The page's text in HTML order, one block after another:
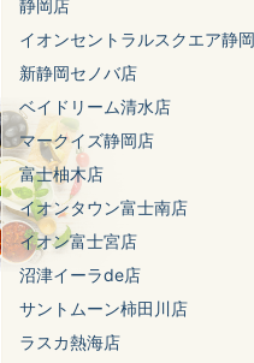
静岡店
イオンセントラルスクエア静
新静岡セノバ店
ベイドリーム清水店
マークイズ静岡店
富士柚木店
イオンタウン富士南店
イオン富士宮店
沼津イーラde店
サントムーン柿田川店
ラスカ熱海店